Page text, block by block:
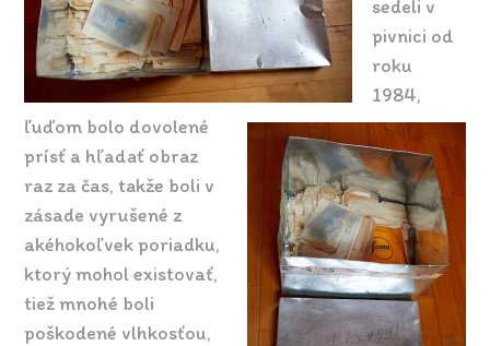
sedeli v
pivnici od
roku
1984,
ľuďom bolo dovolené
prísť a hľadať obraz
raz za čas, takže boli v
zásade vyrušené z
akéhokoľvek poriadku,
ktorý mohol existovať,
tiež mnohé boli
poškodené vlhkosťou,